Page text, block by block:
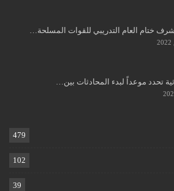
ختام العام التدريبي للقوات المسلحة…
تحدد موعداً لبدء المحادثات بين…
479
102
39